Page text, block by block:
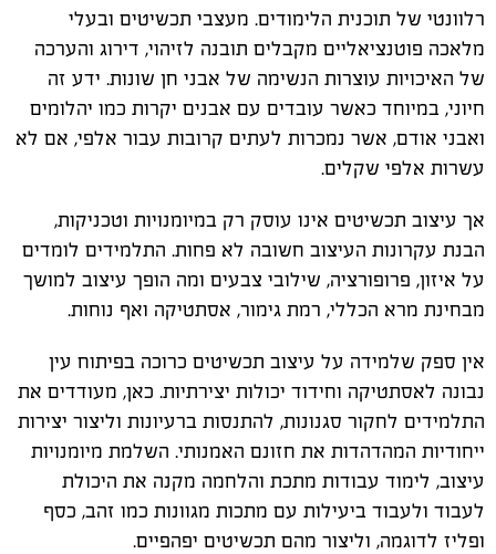
רלוונטי של תוכנית הלימודים. מעצבי תכשיטים ובעלי
מלאכה פוטנציאליים מקבלים תובנה לזיהוי, דירוג והערכה
של האיכויות עוצרות הנשימה של אבני חן שונות. ידע זה
חיוני, במיוחד כאשר עובדים עם אבנים יקרות כמו יהלומים
ואבני אודם, אשר נמכרות לעתים קרובות עבור אלפי, אם לא
עשרות אלפי שקלים.
אך עיצוב תכשיטים אינו עוסק רק במיומנויות וטכניקות,
הבנת עקרונות העיצוב חשובה לא פחות. התלמידים לומדים
על איזון, פרופורציה, שילובי צבעים ומה הופך עיצוב למושך
מבחינת מרא הכללי, רמת גימור, אסתטיקה ואף נוחות.
אין ספק שלמידה על עיצוב תכשיטים כרוכה בפיתוח עין
נבונה לאסתטיקה וחידוד יכולות יצירתיות. כאן, מעודדים את
התלמידים לחקור סגנונות, להתנסות ברעיונות וליצור יצירות
ייחודיות המהדהדות את חזונם האמנותי. השלמת מיומנויות
עיצוב, לימוד עבודות מתכת והלחמה מקנה את היכולת
לעבוד ולעבוד ביעילות עם מתכות מגוונות כמו זהב, כסף
ופליז לדוגמה, וליצור מהם תכשיטים יפהפיים.